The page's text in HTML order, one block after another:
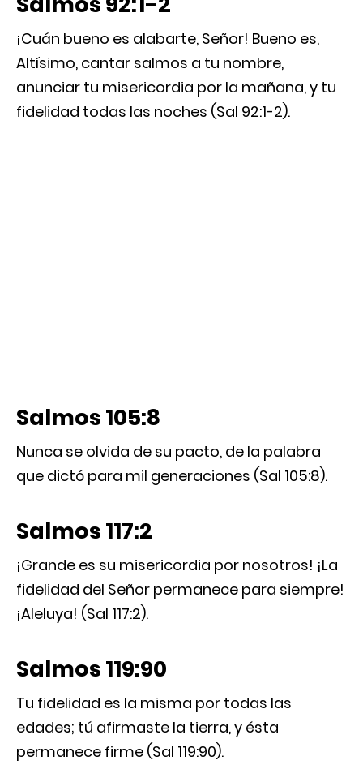
¡Cuán bueno es alabarte, Señor! Bueno es,
Altísimo, cantar salmos a tu nombre,
anunciar tu misericordia por la mañana, y tu
fidelidad todas las noches (Sal 92:1-2).
Salmos 105:8
Nunca se olvida de su pacto, de la palabra
que dictó para mil generaciones (Sal 105:8).
Salmos 117:2
¡Grande es su misericordia por nosotros! ¡La
fidelidad del Señor permanece para siempre!
¡Aleluya! (Sal 117:2).
Salmos 119:90
Tu fidelidad es la misma por todas las
edades; tú afirmaste la tierra, y ésta
permanece firme (Sal 119:90).